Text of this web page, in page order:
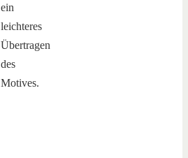
ein
leichteres
Übertragen
des
Motives.